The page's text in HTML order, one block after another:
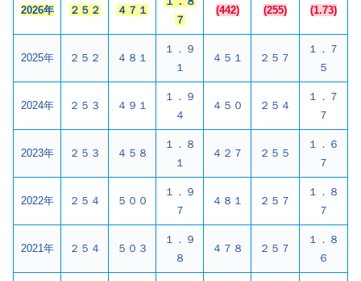
2026年 ２５２ ４７１
７
(442) (255) (1.73)
2025年 ２５２ ４８１
１．９
１
４５１ ２５７
１．７
５
2024年 ２５３ ４９１
１．９
４
４５０ ２５４
１．７
７
2023年 ２５３ ４５８
１．８
１
４２７ ２５５
１．６
７
2022年 ２５４ ５００
１．９
７
４８１ ２５７
１．８
７
2021年 ２５４ ５０３
１．９
８
４７８ ２５７
１．８
６